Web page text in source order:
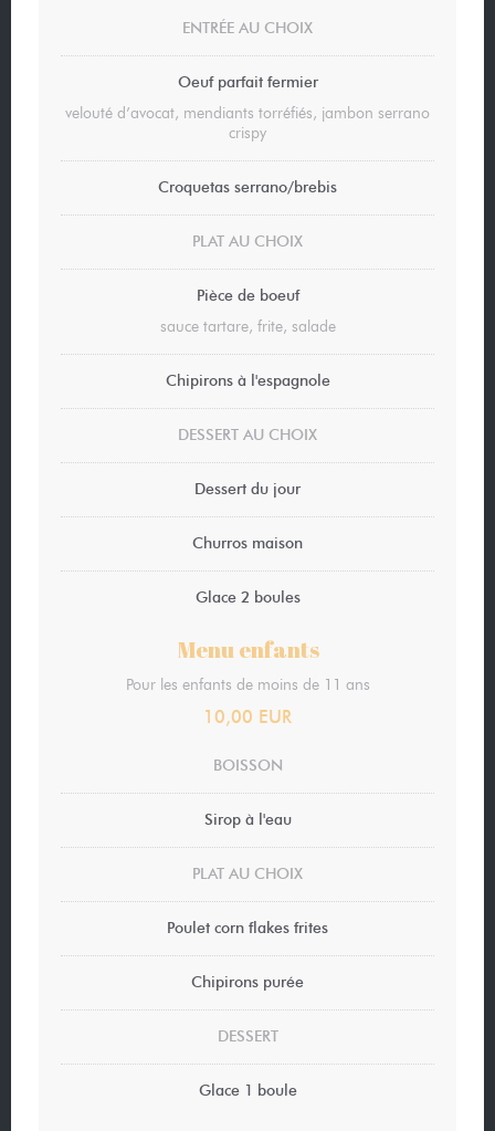
ENTRÉE AU CHOIX
Oeuf parfait fermier
velouté d’avocat, mendiants torréfiés, jambon serrano
crispy
Croquetas serrano/brebis
PLAT AU CHOIX
Pièce de boeuf
sauce tartare, frite, salade
Chipirons à l'espagnole
DESSERT AU CHOIX
Dessert du jour
Churros maison
Glace 2 boules
Menu enfants
Pour les enfants de moins de 11 ans
10,00 EUR
BOISSON
Sirop à l'eau
PLAT AU CHOIX
Poulet corn flakes frites
Chipirons purée
DESSERT
Glace 1 boule